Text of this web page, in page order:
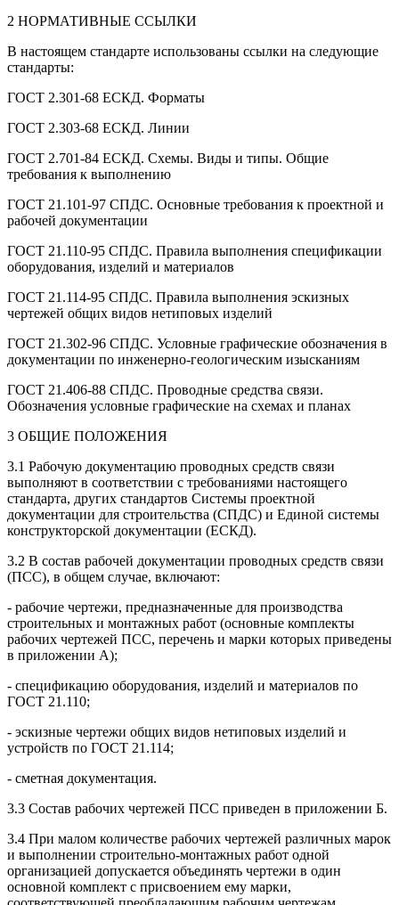
2 НОРМАТИВНЫЕ ССЫЛКИ
В настоящем стандарте использованы ссылки на следующие
стандарты:
ГОСТ 2.301-68 ЕСКД. Форматы
ГОСТ 2.303-68 ЕСКД. Линии
ГОСТ 2.701-84 ЕСКД. Схемы. Виды и типы. Общие
требования к выполнению
ГОСТ 21.101-97 СПДС. Основные требования к проектной и
рабочей документации
ГОСТ 21.110-95 СПДС. Правила выполнения спецификации
оборудования, изделий и материалов
ГОСТ 21.114-95 СПДС. Правила выполнения эскизных
чертежей общих видов нетиповых изделий
ГОСТ 21.302-96 СПДС. Условные графические обозначения в
документации по инженерно-геологическим изысканиям
ГОСТ 21.406-88 СПДС. Проводные средства связи.
Обозначения условные графические на схемах и планах
3 ОБЩИЕ ПОЛОЖЕНИЯ
3.1 Рабочую документацию проводных средств связи
выполняют в соответствии с требованиями настоящего
стандарта, других стандартов Системы проектной
документации для строительства (СПДС) и Единой системы
конструкторской документации (ЕСКД).
3.2 В состав рабочей документации проводных средств связи
(ПСС), в общем случае, включают:
- рабочие чертежи, предназначенные для производства
строительных и монтажных работ (основные комплекты
рабочих чертежей ПСС, перечень и марки которых приведены
в приложении А);
- спецификацию оборудования, изделий и материалов по
ГОСТ 21.110;
- эскизные чертежи общих видов нетиповых изделий и
устройств по ГОСТ 21.114;
- сметная документация.
3.3 Состав рабочих чертежей ПСС приведен в приложении Б.
3.4 При малом количестве рабочих чертежей различных марок
и выполнении строительно-монтажных работ одной
организацией допускается объединять чертежи в один
основной комплект с присвоением ему марки,